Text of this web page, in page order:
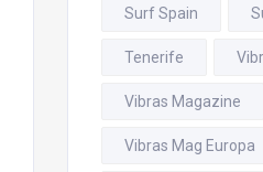
Surf Spain
Tenerife
Vibras Magazine
Vibras Mag Europa